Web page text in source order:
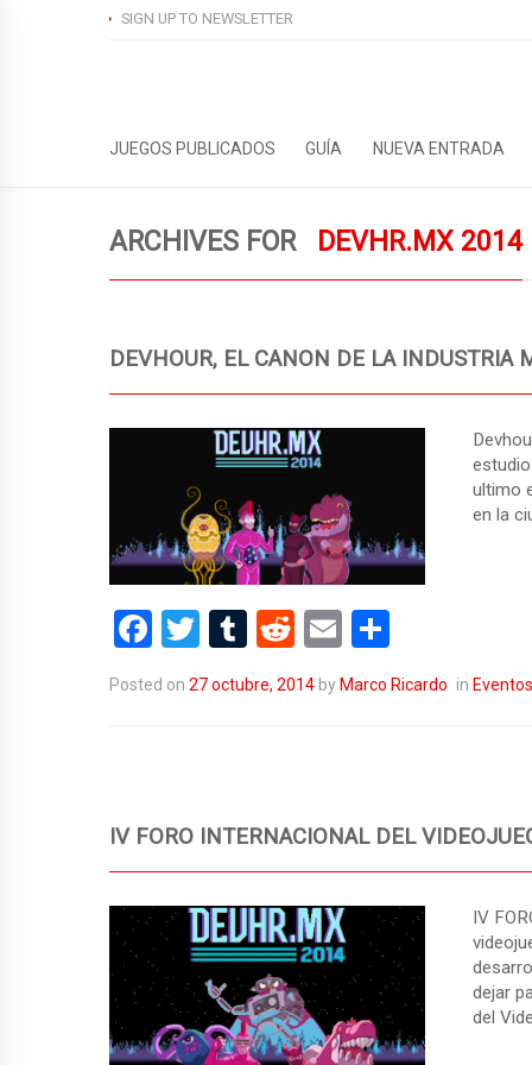
SIGN UP TO NEWSLETTER
JUEGOS PUBLICADOS GUÍA NUEVA ENTRADA
ARCHIVES FOR DEVHR.MX 2014
DEVHOUR, EL CANON DE LA INDUSTRIA
ultimo
en la
F
a
ce
o
k
T
wi
tt
T
m
R
e
d
E
m
ail
o
m
tir
Posted on 27 octubre, 2014 by Marco Ricardo in Eventos
IV FORO INTERNACIONAL DEL
IV
dejar
del